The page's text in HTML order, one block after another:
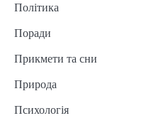
Політика
Поради
Прикмети та сни
Природа
Психологія